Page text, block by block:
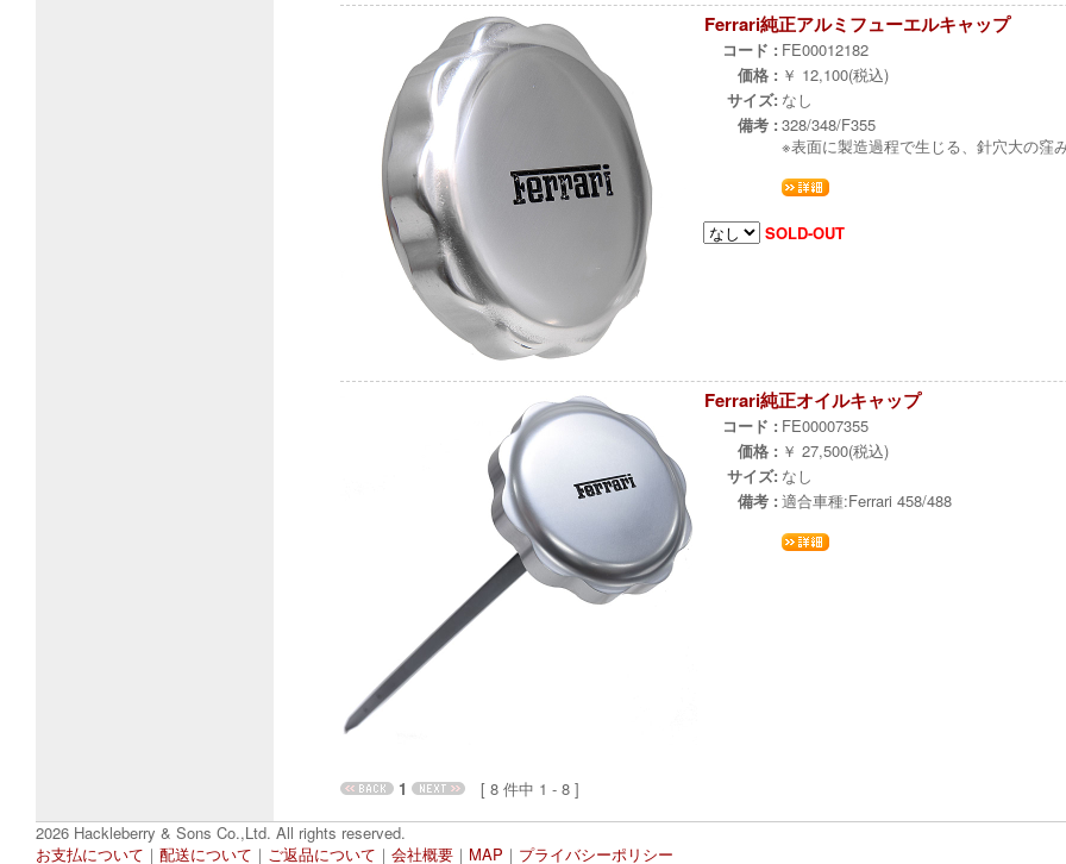
Ferrari純正アルミフューエルキャップ
コード : FE00012182
価格 : ￥ 12,100(税込)
サイズ: なし
備考 : 328/348/F355
※表面に製造過程で生じる、針穴大の窪
SOLD-OUT
Ferrari純正オイルキャップ
コード : FE00007355
価格 : ￥ 27,500(税込)
サイズ: なし
備考 : 適合車種:Ferrari 458/488
1
[ 8 件中 1 - 8 ]
2026 Hackleberry & Sons Co.,Ltd. All rights reserved.
お支払について ｜ 配送について ｜ ご返品について ｜ 会社概要 ｜ MAP ｜ プライバシーポリシー